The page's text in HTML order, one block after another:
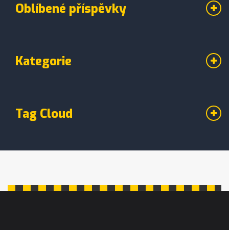
Oblíbené příspěvky
Kategorie
Tag Cloud